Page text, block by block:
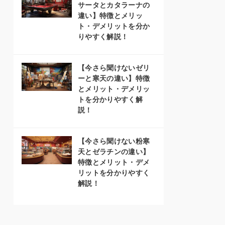
サータとカタラーナの
違い】特徴とメリッ
ト・デメリットを分か
りやすく解説！
【今さら聞けないゼリ
ーと寒天の違い】特徴
とメリット・デメリッ
トを分かりやすく解
説！
【今さら聞けない粉寒
天とゼラチンの違い】
特徴とメリット・デメ
リットを分かりやすく
解説！